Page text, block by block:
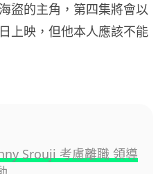
盜的主角，第四集將會以
上映，但他本人應該不能
Srouji 考慮離職 領導